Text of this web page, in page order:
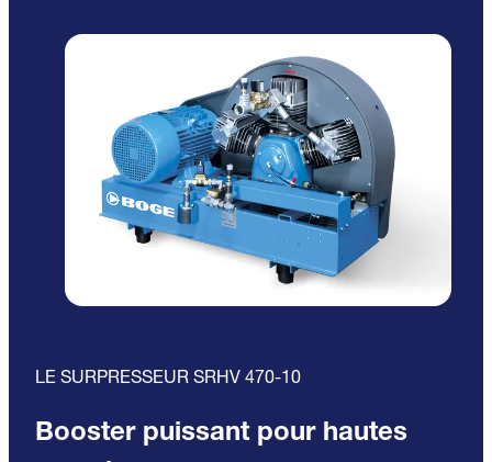
LE SURPRESSEUR SRHV 470-10
Booster puissant pour hautes